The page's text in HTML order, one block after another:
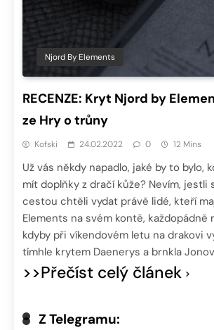
Njord By Elements
RECENZE: Kryt Njord by
ze Hry o trůny
Kofski 24.02.2022 0 12 Mins
Už vás někdy napadlo, jaké by to bylo,
mít doplňky z dračí kůže? Nevím, jestli
cestou chtěli vydat právě lidé, kteří
Elements na svém kontě, každopádně
kdyby při víkendovém letu na drakovi
tímhle krytem Daenerys a brnkla
>>Přečíst celý článek
Z Telegramu: